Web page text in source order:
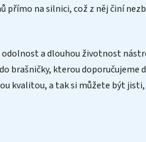
na silnici, což z něj činí
a dlouhou životnost
brašničky, kterou
kvalitou, a tak si můžete být